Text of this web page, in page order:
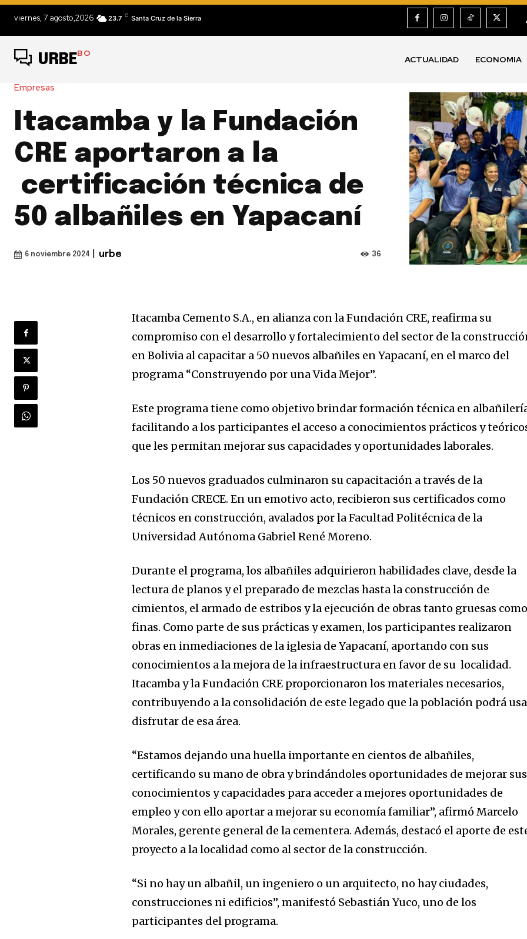
Join our community of
SUBSCRIBERS and be part
of the conversation.
viernes, 7 agosto,2026 23.7 C Santa Cruz de la Sierra
URBEBO
ACTUALIDAD ECONOMIA
Empresas
Itacamba y la Fundación
CRE aportaron a la
certificación técnica de
50 albañiles en Yapacaní
6 noviembre 2024 urbe 36
Itacamba Cemento S.A., en alianza con la Fundación CRE, reafirma su
compromiso con el desarrollo y fortalecimiento del sector de la
en Bolivia al capacitar a 50 nuevos albañiles en Yapacaní, en el marco del
programa “Construyendo por una Vida Mejor”.
Este programa tiene como objetivo brindar formación técnica en
facilitando a los participantes el acceso a conocimientos prácticos y
que les permitan mejorar sus capacidades y oportunidades laborales.
Los 50 nuevos graduados culminaron su capacitación a través de la
Fundación CRECE. En un emotivo acto, recibieron sus certificados como
técnicos en construcción, avalados por la Facultad Politécnica de la
Universidad Autónoma Gabriel René Moreno.
Durante el programa, los albañiles adquirieron habilidades clave, desde la
lectura de planos y el preparado de mezclas hasta la construcción de
cimientos, el armado de estribos y la ejecución de obras tanto gruesas
finas. Como parte de sus prácticas y examen, los participantes realizaron
obras en inmediaciones de la iglesia de Yapacaní, aportando con sus
conocimientos a la mejora de la infraestructura en favor de su localidad.
Itacamba y la Fundación CRE proporcionaron los materiales necesarios,
contribuyendo a la consolidación de este legado que la población podrá
disfrutar de esa área.
“Estamos dejando una huella importante en cientos de albañiles,
certificando su mano de obra y brindándoles oportunidades de mejorar sus
conocimientos y capacidades para acceder a mejores oportunidades de
empleo y con ello aportar a mejorar su economía familiar”, afirmó Marcelo
Morales, gerente general de la cementera. Además, destacó el aporte de
proyecto a la localidad como al sector de la construcción.
“Si no hay un albañil, un ingeniero o un arquitecto, no hay ciudades,
construcciones ni edificios”, manifestó Sebastián Yuco, uno de los
participantes del programa.